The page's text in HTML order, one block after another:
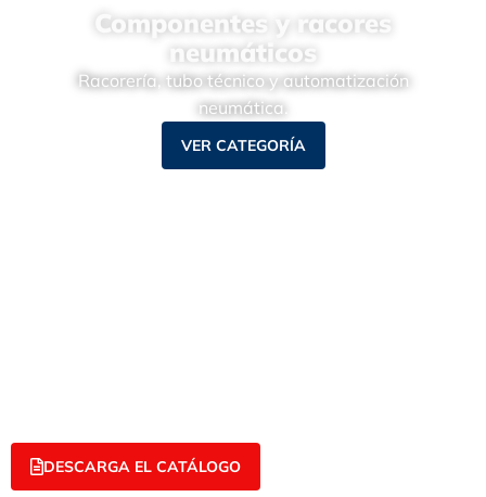
Componentes y racores
neumáticos
Racorería, tubo técnico y automatización
neumática.
VER CATEGORÍA
DESCARGA EL CATÁLOGO